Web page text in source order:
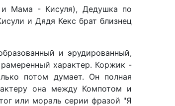
и Мама - Кисуля), Дедушка по
и Дядя Кекс брат близнец
и эрудированный,
характер. Коржик -
потом думает. Он полная
она между Компотом и
или мораль серии фразой "Я